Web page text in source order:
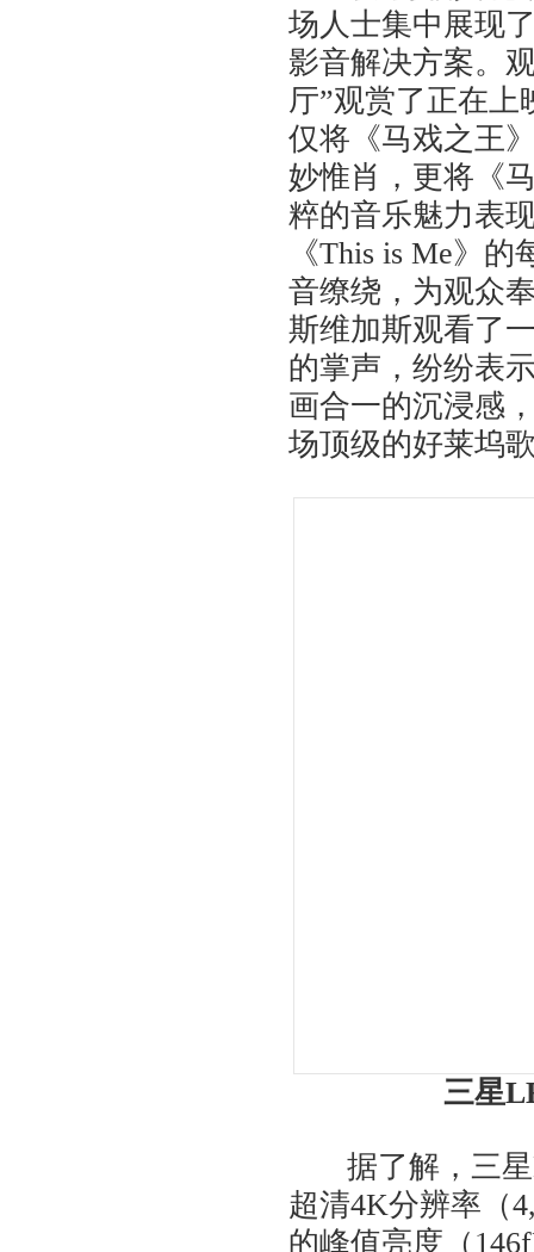
场人士集中展现
影音解决方案。
厅”观赏了正在
仅将《马戏之王
妙惟肖，更将《
粹的音乐魅力表
《This is Me》
音缭绕，为观众
斯维加斯观看了
的掌声，纷纷表
画合一的沉浸感
场顶级的好莱坞
三星
据了解，三星
超清4K分辨率（
的峰值亮度（